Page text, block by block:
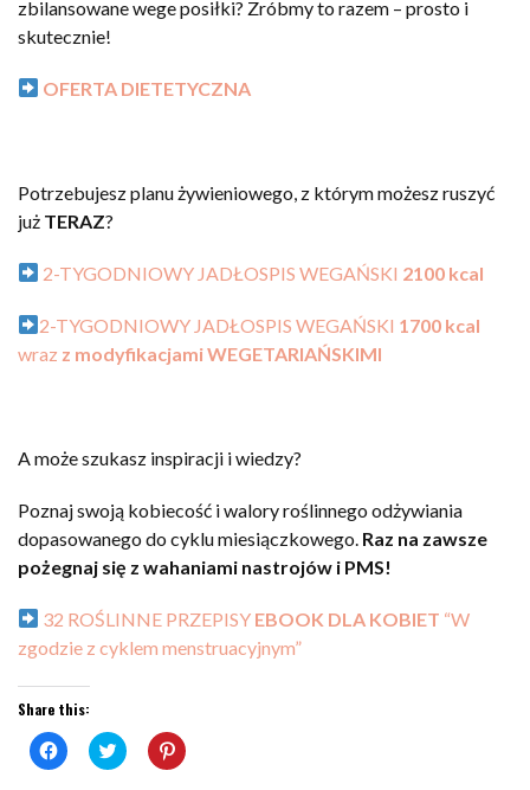
zbilansowane wege posiłki? Zróbmy to razem – prosto i
skutecznie!
OFERTA DIETETYCZNA
Potrzebujesz planu żywieniowego, z którym możesz ruszyć
już TERAZ?
2-TYGODNIOWY JADŁOSPIS WEGAŃSKI 2100 kcal
2-TYGODNIOWY JADŁOSPIS WEGAŃSKI 1700 kcal
wraz z modyfikacjami WEGETARIAŃSKIMI
A może szukasz inspiracji i wiedzy?
Poznaj swoją kobiecość i walory roślinnego odżywiania
dopasowanego do cyklu miesiączkowego. Raz na zawsze
pożegnaj się z wahaniami nastrojów i PMS!
32 ROŚLINNE PRZEPISY EBOOK DLA KOBIET “W
zgodzie z cyklem menstruacyjnym”
Share this:
Click
to
Click
to
Click
to